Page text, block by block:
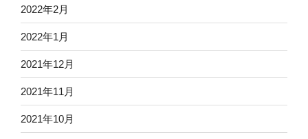
2022年2月
2022年1月
2021年12月
2021年11月
2021年10月